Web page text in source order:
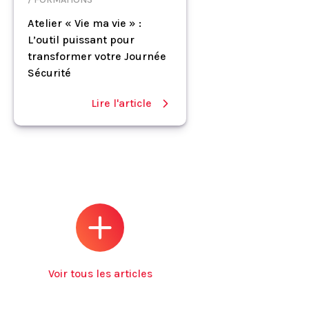
Atelier « Vie ma vie » :
L’outil puissant pour
transformer votre Journée
Sécurité
Lire l'article
Voir tous les articles